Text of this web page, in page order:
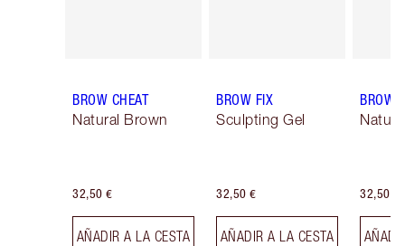
BROW CHEAT
Natural Brown
32,50 €
AÑADIR A LA CESTA
BROW FIX
Sculpting Gel
32,50 €
AÑADIR A LA CESTA
BROW
32,50 €